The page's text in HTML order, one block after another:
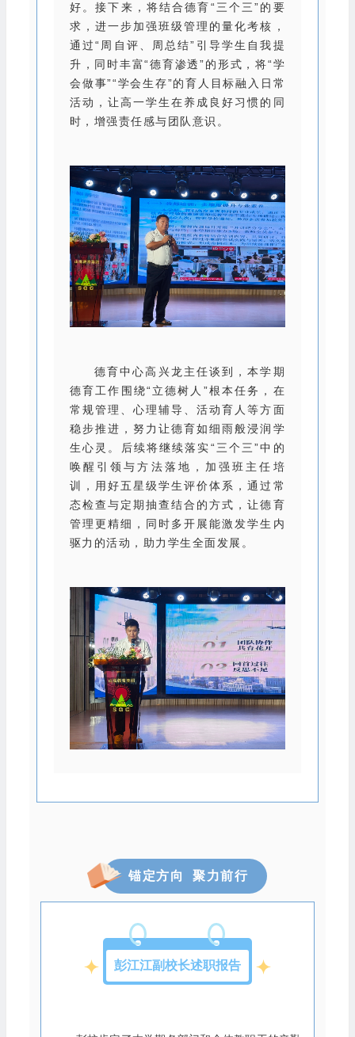
好。接下来，将结合德育“三个三”的要
求，进一步加强班级管理的量化考核，
通过“周自评、周总结”引导学生自我提
升，同时丰富“德育渗透”的形式，将“学
会做事”“学会生存”的育人目标融入日常
活动，让高一学生在养成良好习惯的同
时，增强责任感与团队意识。
德育中心高兴龙主任谈到，本学期
德育工作围绕“立德树人”根本任务，在
常规管理、心理辅导、活动育人等方面
稳步推进，努力让德育如细雨般浸润学
生心灵。后续将继续落实“三个三”中的
唤醒引领与方法落地，加强班主任培
训，用好五星级学生评价体系，通过常
态检查与定期抽查结合的方式，让德育
管理更精细，同时多开展能激发学生内
驱力的活动，助力学生全面发展。
锚定方向 聚力前行
彭江江副校长述职报告